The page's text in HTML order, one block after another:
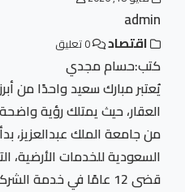
admin
اقتصاد
كتب:حسام مجدي
يُعتبر مبارك سعيد واحدًا من
العقار، حيث يمتلك رؤية
من جامعة الملك عبدالعزيز،
السعودية للخدمات الأرضية،
قضى 12 عامًا في خدمة الشركة.